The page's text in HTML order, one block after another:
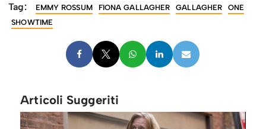
Tag: EMMY ROSSUM FIONA GALLAGHER GALLAGHER
ONE
SHOWTIME
Articoli Suggeriti